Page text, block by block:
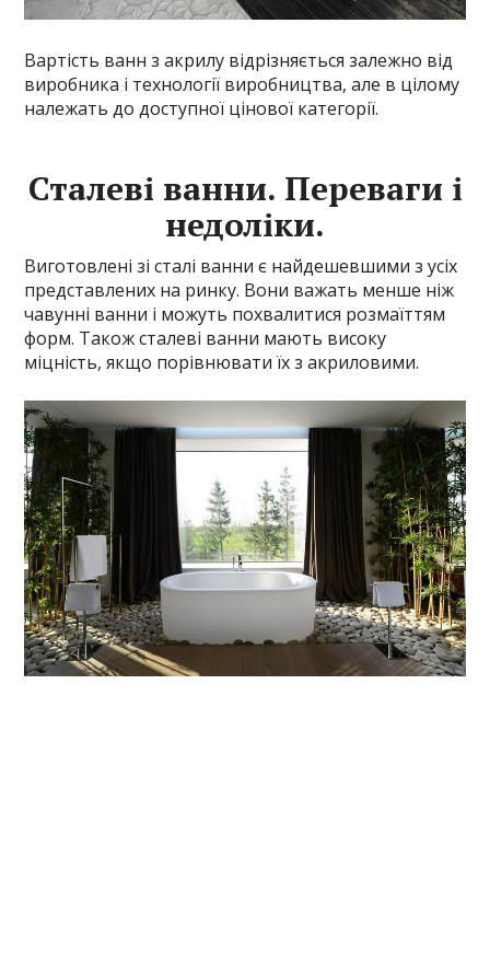
Вартість ванн з акрилу відрізняється залежно від
виробника і технології виробництва, але в цілому
належать до доступної цінової категорії.
Сталеві ванни. Переваги і
недоліки.
Виготовлені зі сталі ванни є найдешевшими з усіх
представлених на ринку. Вони важать менше ніж
чавунні ванни і можуть похвалитися розмаїттям
форм. Також сталеві ванни мають високу
міцність, якщо порівнювати їх з акриловими.